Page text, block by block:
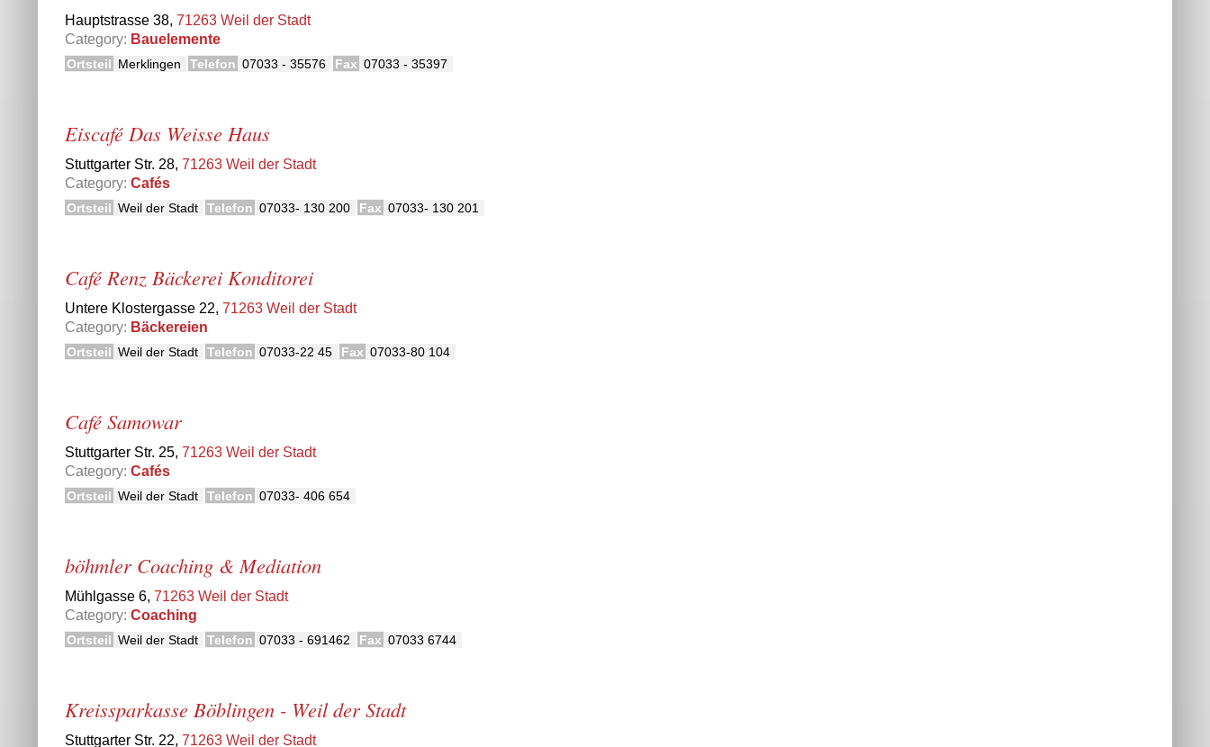
Hauptstrasse 38, 71263 Weil der Stadt
Category: Bauelemente
Ortsteil Merklingen Telefon 07033 - 35576 Fax 07033 - 35397
Eiscafé Das Weisse Haus
Stuttgarter Str. 28, 71263 Weil der Stadt
Category: Cafés
Ortsteil Weil der Stadt Telefon 07033- 130 200 Fax 07033- 130 201
Café Renz Bäckerei Konditorei
Untere Klostergasse 22, 71263 Weil der Stadt
Category: Bäckereien
Ortsteil Weil der Stadt Telefon 07033-22 45 Fax 07033-80 104
Café Samowar
Stuttgarter Str. 25, 71263 Weil der Stadt
Category: Cafés
Ortsteil Weil der Stadt Telefon 07033- 406 654
böhmler Coaching & Mediation
Mühlgasse 6, 71263 Weil der Stadt
Category: Coaching
Ortsteil Weil der Stadt Telefon 07033 - 691462 Fax 07033 6744
Kreissparkasse Böblingen - Weil der Stadt
Stuttgarter Str. 22, 71263 Weil der Stadt